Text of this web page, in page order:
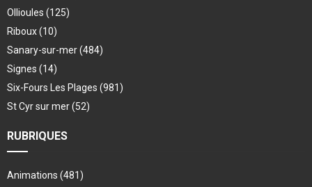
Ollioules (125)
Riboux(10)
Sanary-sur-mer(484)
Signes (14)
Six-Fours Les Plages (981)
St Cyr sur mer(52)
RUBRIQUES
Animations (481)